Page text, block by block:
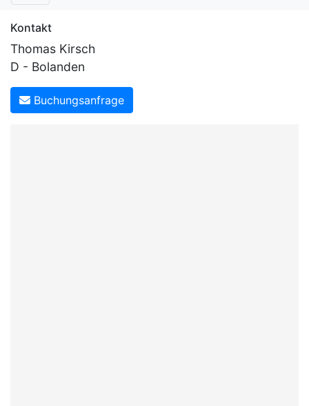
Kontakt
Thomas Kirsch
D - Bolanden
Buchungsanfrage